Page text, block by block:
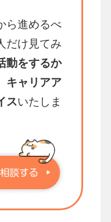
ら進めるべ
だけ見てみ
動をするか
キャリアア
スいたしま